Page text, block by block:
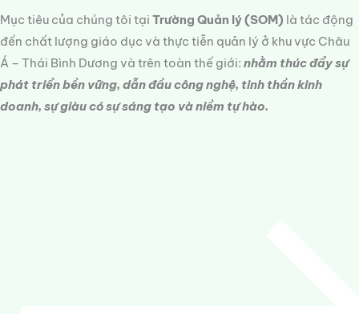
Mục tiêu của chúng tôi tại Trường Quản lý (SOM) là tác động
đến chất lượng giáo dục và thực tiễn quản lý ở khu vực Châu
Á – Thái Bình Dương và trên toàn thế giới: nhằm thúc đẩy sự
phát triển bền vững, dẫn đầu công nghệ, tinh thần kinh
doanh, sự giàu có sự sáng tạo và niềm tự hào.